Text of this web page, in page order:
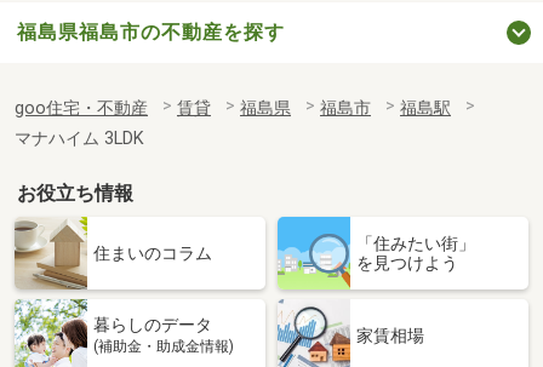
福島県福島市の不動産を探す
goo住宅・不動産 賃貸 福島県 福島市
福島駅
マナハイム 3LDK
お役立ち情報
住まいのコラム
「住みたい街」
を見つけよう
暮らしのデータ
(補助金・助成金情報)
家賃相場